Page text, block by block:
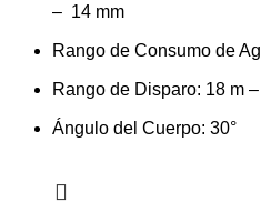
– 14 mm
Rango de Consumo de
Rango de Disparo: 18 m
Ángulo del Cuerpo: 30°